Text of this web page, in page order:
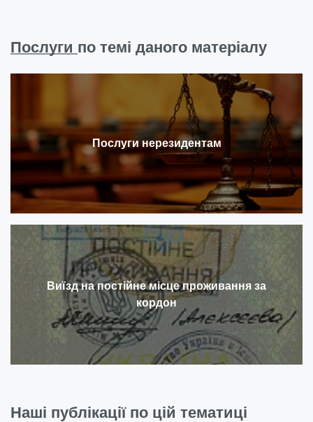
Послуги по темі даного матеріалу
Послуги нерезидентам
Виїзд на постійне місце проживання за
кордон
Наші публікації по цій тематиці